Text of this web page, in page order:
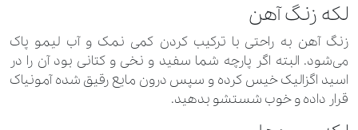
لکه زنگ آهن
زنگ آهن به راحتی با ترکیب کردن کمی نمک و آب لیمو پاک
می‌شود. البته اگر پارچه شما سفید و نخی و کتانی بود آن را در
اسید اگزالیک خیس کرده و سپس درون مایع رقیق شده آمونیاک
قرار داده و خوب شستشو بدهید.